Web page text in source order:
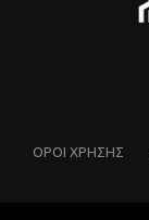
ΌΡΟΙ ΧΡΗΣΗΣ